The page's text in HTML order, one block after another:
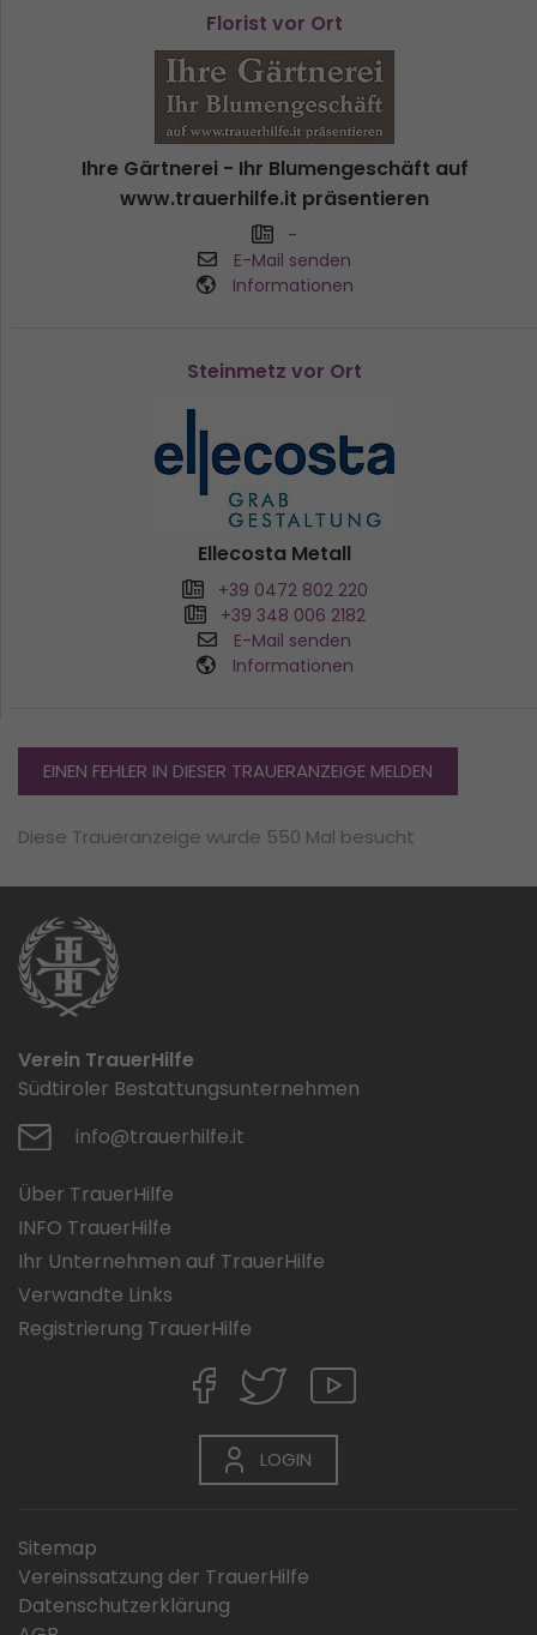
Florist vor Ort
Ihre Gärtnerei - Ihr Blumengeschäft auf
www.trauerhilfe.it präsentieren
-
E-Mail senden
Informationen
Steinmetz vor Ort
Ellecosta Metall
+39 0472 802 220
+39 348 006 2182
E-Mail senden
Informationen
EINEN FEHLER IN DIESER TRAUERANZEIGE MELDEN
Diese Traueranzeige wurde 550 Mal besucht
Verein TrauerHilfe
Südtiroler Bestattungsunternehmen
info@trauerhilfe.it
Über TrauerHilfe
INFO TrauerHilfe
Ihr Unternehmen auf TrauerHilfe
Verwandte Links
Registrierung TrauerHilfe
LOGIN
Sitemap
Vereinssatzung der TrauerHilfe
Datenschutzerklärung